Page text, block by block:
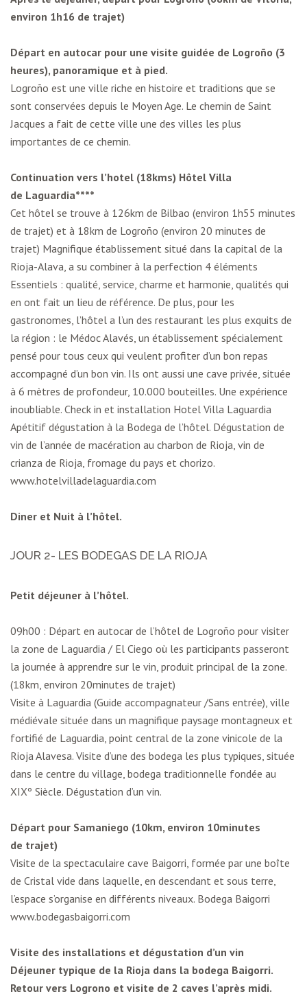
environ 1h16 de trajet)
Départ en autocar pour une visite guidée de Logroño (3
heures), panoramique et à pied.
Logroño est une ville riche en histoire et traditions que se
sont conservées depuis le Moyen Age. Le chemin de Saint
Jacques a fait de cette ville une des villes les plus
importantes de ce chemin.
Continuation vers l’hotel (18kms) Hôtel Villa
de Laguardia****
Cet hôtel se trouve à 126km de Bilbao (environ 1h55 minutes
de trajet) et à 18km de Logroño (environ 20 minutes de
trajet) Magnifique établissement situé dans la capital de la
Rioja-Alava, a su combiner à la perfection 4 éléments
Essentiels : qualité, service, charme et harmonie, qualités qui
en ont fait un lieu de référence. De plus, pour les
gastronomes, l’hôtel a l’un des restaurant les plus exquits de
la région : le Médoc Alavés, un établissement spécialement
pensé pour tous ceux qui veulent profiter d’un bon repas
accompagné d’un bon vin. Ils ont aussi une cave privée, située
à 6 mètres de profondeur, 10.000 bouteilles. Une expérience
inoubliable. Check in et installation Hotel Villa Laguardia
Apétitif dégustation à la Bodega de l’hôtel. Dégustation de
vin de l’année de macération au charbon de Rioja, vin de
crianza de Rioja, fromage du pays et chorizo.
www.hotelvilladelaguardia.com
Diner et Nuit à l’hôtel.
JOUR 2- LES BODEGAS DE LA RIOJA
Petit déjeuner à l’hôtel.
09h00 : Départ en autocar de l’hôtel de Logroño pour visiter
la zone de Laguardia / El Ciego où les participants passeront
la journée à apprendre sur le vin, produit principal de la zone.
(18km, environ 20minutes de trajet)
Visite à Laguardia (Guide accompagnateur /Sans entrée), ville
médiévale située dans un magnifique paysage montagneux et
fortifié de Laguardia, point central de la zone vinicole de la
Rioja Alavesa. Visite d’une des bodega les plus typiques, située
dans le centre du village, bodega traditionnelle fondée au
XIXº Siècle. Dégustation d’un vin.
Départ pour Samaniego (10km, environ 10minutes
de trajet)
Visite de la spectaculaire cave Baigorri, formée par une boîte
de Cristal vide dans laquelle, en descendant et sous terre,
l’espace s’organise en différents niveaux. Bodega Baigorri
www.bodegasbaigorri.com
Visite des installations et dégustation d’un vin
Déjeuner typique de la Rioja dans la bodega Baigorri.
Retour vers Logrono et visite de 2 caves l’après midi.